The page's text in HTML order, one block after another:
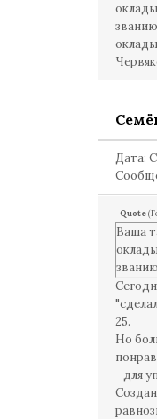
Дата:
Quote(
Ваша
25.
Но
- для